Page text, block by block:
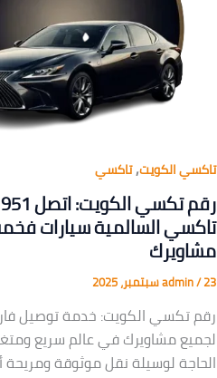
تاكسي الكويت,تاكسي
تاكسي السالمية سيارات
مشاويرك
admin/23 سبتمبر، 2025
رقم تكسي الكويت: خدمة توصيل
لجميع مشاويرك في عالم سريع
الحاجة لوسيلة نقل موثوقة ومريحة